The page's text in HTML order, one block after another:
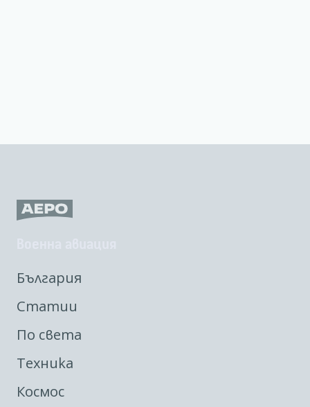
България
Статии
По света
Техника
Космос